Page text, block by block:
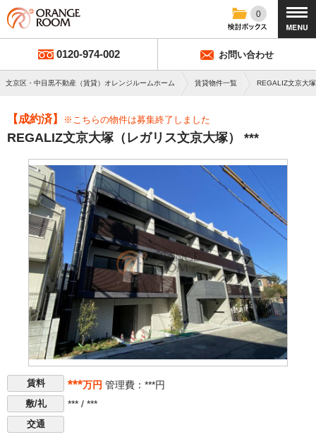
0
0120-974-002 お問い合わせ
文京区・中目黒不動産（賃貸）オレンジルームホーム 賃貸物件一覧 REGALIZ文京大
【成約済】 ※こちらの物件は募集終了しました
REGALIZ文京大塚（レガリス文京大塚） ***
賃料 ***万円 管理費：***円
敷/礼 *** / ***
交通